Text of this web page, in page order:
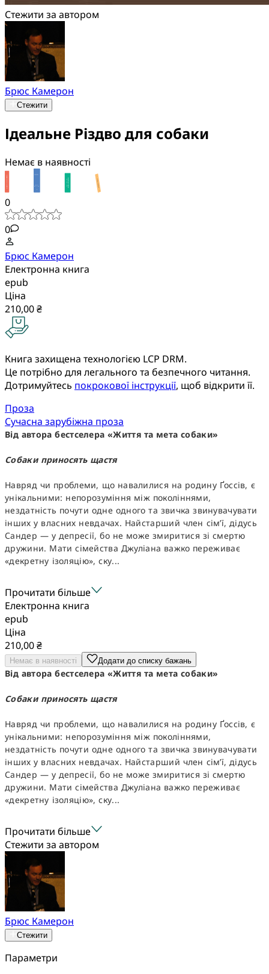
Стежити за автором
Брюс Камерон
Стежити
Ідеальне Різдво для собаки
Немає в наявності
0
0
Брюс Камерон
Електронна книга
epub
Ціна
210,00 ₴
Книга захищена технологією LCP DRM.
Це потрібно для легального та безпечного читання.
Дотримуйтесь покрокової інструкції, щоб відкрити її.
Проза
Сучасна зарубіжна проза
Від автора бестселера «Життя та мета собаки»
Собаки приносять щастя
Навряд чи проблеми, що навалилися на родину Ґоссів, є
унікальними: непорозуміння між поколіннями,
нездатність почути одне одного та звичка звинувачувати
інших у власних невдачах. Найстарший член сім’ї, дідусь
Сандер — у депресії, бо не може змиритися зі смертю
дружини. Мати сімейства Джуліана важко переживає
«декретну ізоляцію», ску...
Прочитати більше
Електронна книга
epub
Ціна
210,00 ₴
Немає в наявності Додати до списку бажань
Від автора бестселера «Життя та мета собаки»
Собаки приносять щастя
Навряд чи проблеми, що навалилися на родину Ґоссів, є
унікальними: непорозуміння між поколіннями,
нездатність почути одне одного та звичка звинувачувати
інших у власних невдачах. Найстарший член сім’ї, дідусь
Сандер — у депресії, бо не може змиритися зі смертю
дружини. Мати сімейства Джуліана важко переживає
«декретну ізоляцію», ску...
Прочитати більше
Стежити за автором
Брюс Камерон
Стежити
Параметри